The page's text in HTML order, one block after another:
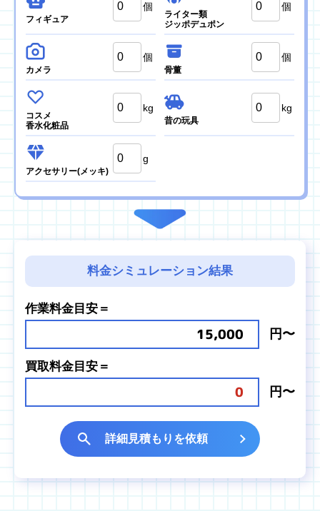
フィギュア
個
ライター類
ジッポデュポン
個
カメラ
個
骨董
個
コスメ
香水化粧品
kg
昔の玩具
kg
アクセサリー(メッキ)
g
料金シミュレーション結果
作業料金目安＝
15,000 円〜
買取料金目安＝
0 円〜
詳細見積もりを依頼